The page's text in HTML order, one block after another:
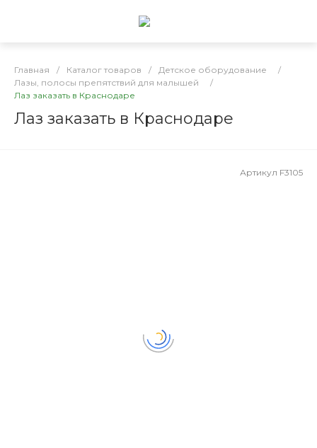
Главная / Каталог товаров / Детское оборудование
/
Лазы, полосы препятствий для малышей
/
Лаз заказать в Краснодаре
Лаз заказать в Краснодаре
Артикул F3105